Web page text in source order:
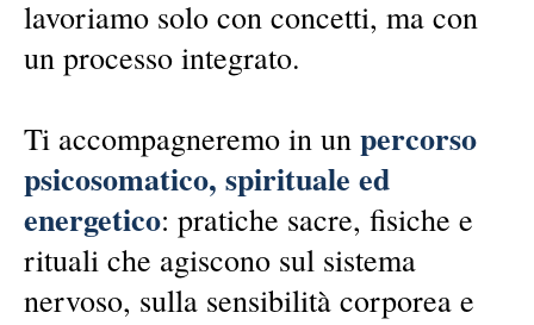
lavoriamo solo con concetti, ma con
un processo integrato.
Ti accompagneremo in un percorso
psicosomatico, spirituale ed
energetico: pratiche sacre, fisiche e
rituali che agiscono sul sistema
nervoso, sulla sensibilità corporea e